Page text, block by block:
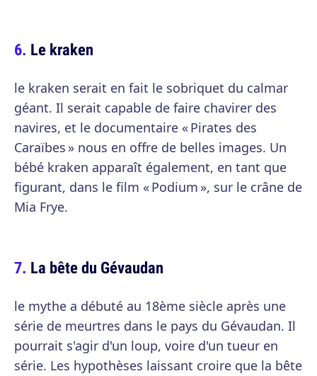
Le kraken
le kraken serait en fait le sobriquet du calmar
géant. Il serait capable de faire chavirer des
navires, et le documentaire « Pirates des
Caraïbes » nous en offre de belles images. Un
bébé kraken apparaît également, en tant que
figurant, dans le film « Podium », sur le crâne de
Mia Frye.
La bête du Gévaudan
le mythe a débuté au 18ème siècle après une
série de meurtres dans le pays du Gévaudan. Il
pourrait s'agir d'un loup, voire d'un tueur en
série. Les hypothèses laissant croire que la bête